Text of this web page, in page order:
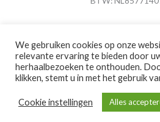
Copyright © 2026
Powered by Brouwer
We gebruiken cookies op onze
relevante ervaring te bieden door
herhaalbezoeken te onthouden.
klikken, stemt u in met het gebruik
Cookie instellingen Alles